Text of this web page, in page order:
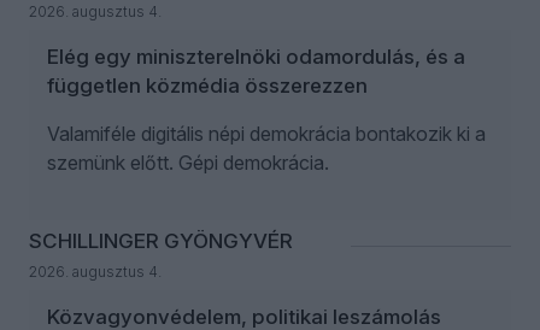
2026. augusztus 4.
Elég egy miniszterelnöki odamordulás, és a
független közmédia összerezzen
Valamiféle digitális népi demokrácia bontakozik ki a
szemünk előtt. Gépi demokrácia.
SCHILLINGER GYÖNGYVÉR
2026. augusztus 4.
Közvagyonvédelem, politikai leszámolás